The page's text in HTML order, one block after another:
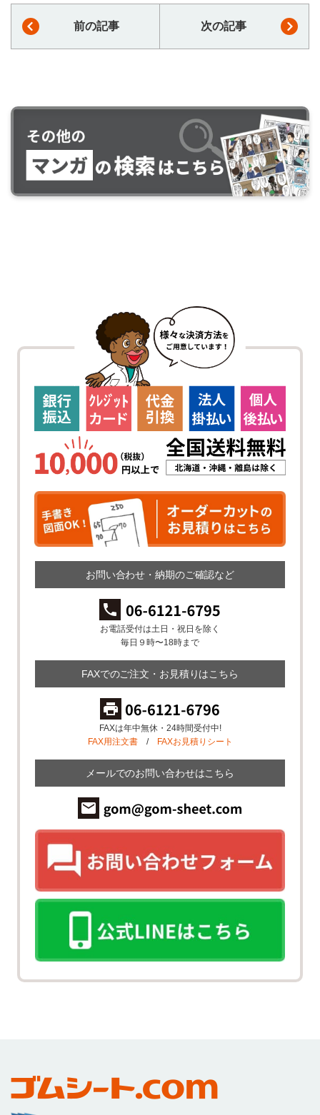
前の記事 次の記事
お問い合わせ・納期のご確認など
お電話受付は土日・祝日を除く
毎日９時〜18時まで
FAXでのご注文・お見積りはこちら
FAXは年中無休・24時間受付中!
FAX用注文書/ FAXお見積りシート
メールでのお問い合わせはこちら